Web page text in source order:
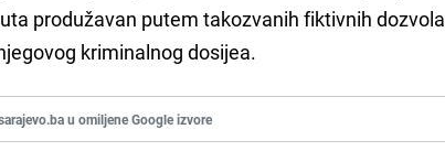
produžavan putem takozvanih fiktivnih dozvola
kriminalnog dosijea.
u omiljene Google izvore